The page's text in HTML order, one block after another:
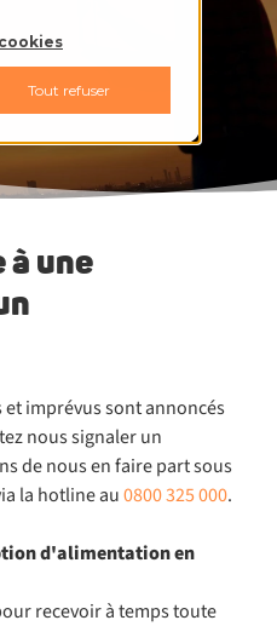
Tout refuser
une
imprévus sont annoncés
nous signaler un
de nous en faire part sous
la hotline au0800 325 000.
d'alimentation en
recevoir à temps toute